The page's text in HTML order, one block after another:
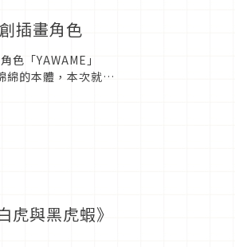
插畫角色
「YAWAME」
綿的本體，本次就讓
與黑虎蝦》